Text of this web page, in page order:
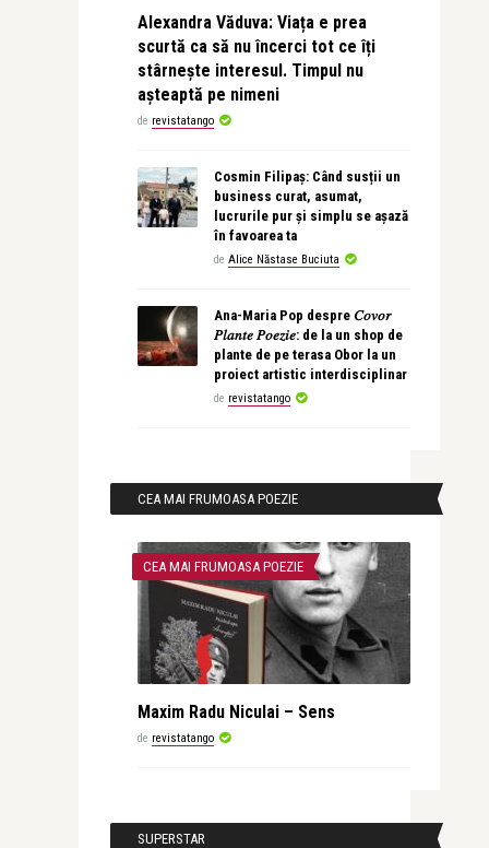
Alexandra Văduva: Viața e prea
scurtă ca să nu încerci tot ce îți
stârnește interesul. Timpul nu
așteaptă pe nimeni
de revistatango
Cosmin Filipaș: Când susții un
business curat, asumat,
lucrurile pur și simplu se așază
în favoarea ta
de Alice Năstase Buciuta
Ana-Maria Pop despre 𝐶𝑜𝑣𝑜𝑟
𝑃𝑙𝑎𝑛𝑡𝑒 𝑃𝑜𝑒𝑧𝑖𝑒: de la un shop de
plante de pe terasa Obor la un
proiect artistic interdisciplinar
de revistatango
CEA MAI FRUMOASA POEZIE
CEA MAI FRUMOASA POEZIE
Maxim Radu Niculai – Sens
de revistatango
SUPERSTAR